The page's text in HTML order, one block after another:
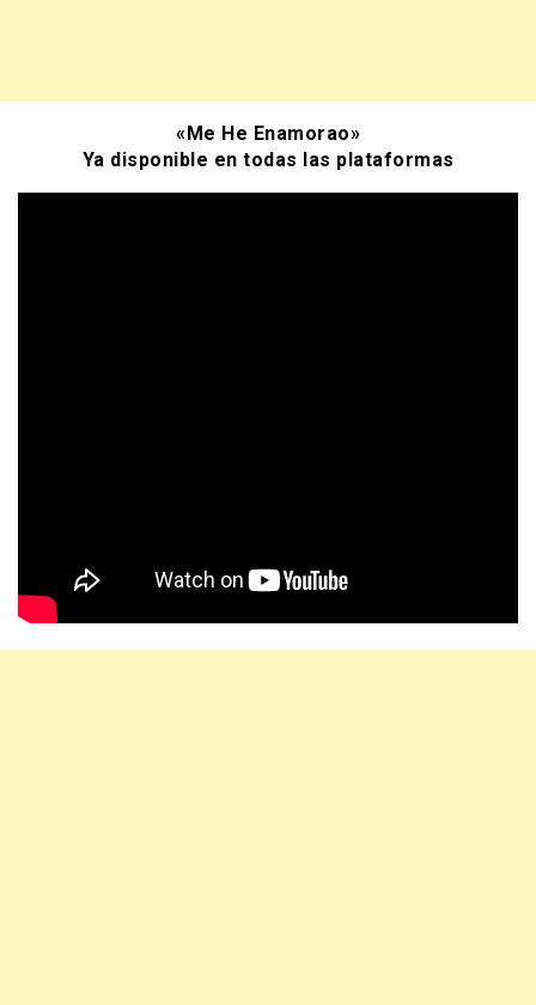
«Me He Enamorao»
Ya disponible en todas las plataformas